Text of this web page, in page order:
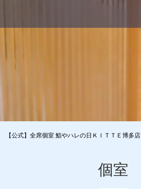
【公式】全席個室 鮨やハレの日ＫＩＴＴＥ博多店
個室